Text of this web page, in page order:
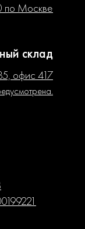
по Москве
склад
офис 417